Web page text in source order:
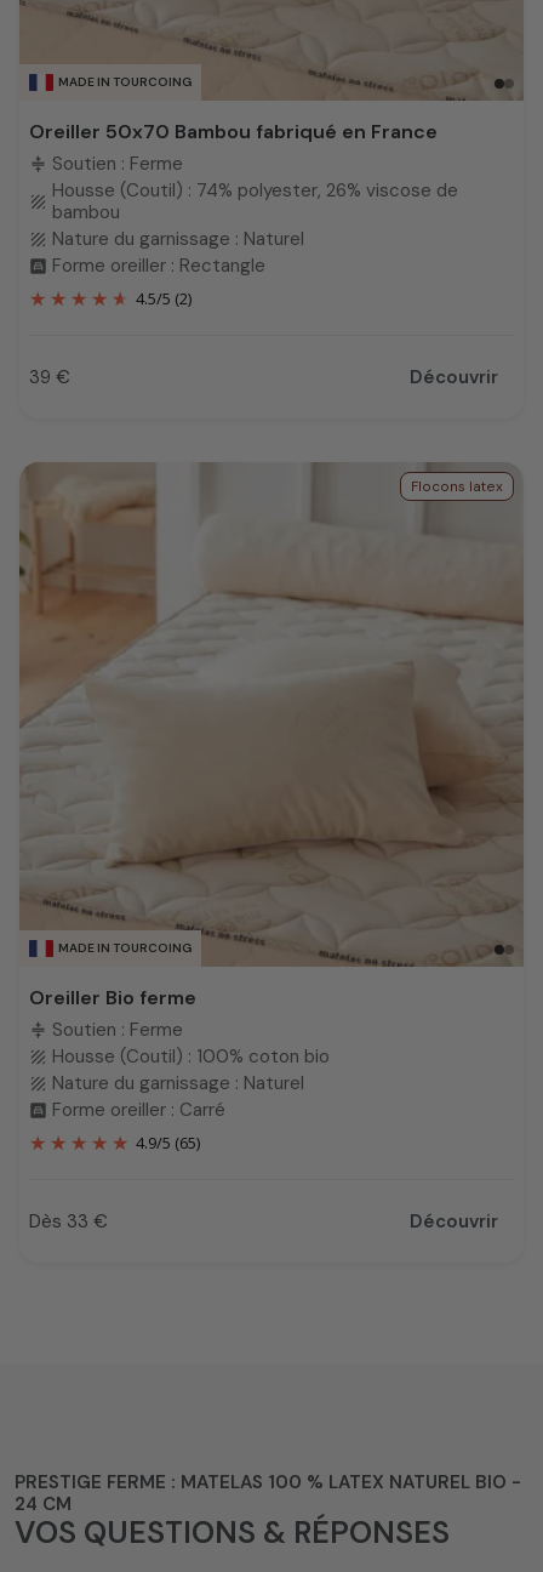
MADE IN TOURCOING
Oreiller 50x70 Bambou fabriqué en France
compress Soutien : Ferme
texture Housse (Coutil) : 74% polyester, 26% viscose de
bambou
texture Nature du garnissage : Naturel
bedroom_child Forme oreiller : Rectangle
4.5/5 (2)
Prix
39 € Découvrir
MADE IN TOURCOING
Flocons latex
Oreiller Bio ferme
compress Soutien : Ferme
texture Housse (Coutil) : 100% coton bio
texture Nature du garnissage : Naturel
bedroom_child Forme oreiller : Carré
4.9/5 (65)
Prix
Dès 33 € Découvrir
PRESTIGE FERME : MATELAS 100 % LATEX NATUREL BIO -
24 CM
VOS QUESTIONS & RÉPONSES